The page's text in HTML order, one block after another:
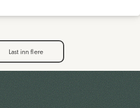
Last inn flere